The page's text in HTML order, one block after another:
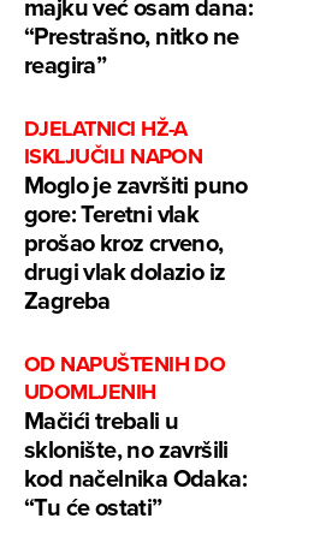
majku već osam dana:
“Prestrašno, nitko ne
reagira”
DJELATNICI HŽ-A
ISKLJUČILI NAPON
Moglo je završiti puno
gore: Teretni vlak
prošao kroz crveno,
drugi vlak dolazio iz
Zagreba
OD NAPUŠTENIH DO
UDOMLJENIH
Mačići trebali u
sklonište, no završili
kod načelnika Odaka:
“Tu će ostati”